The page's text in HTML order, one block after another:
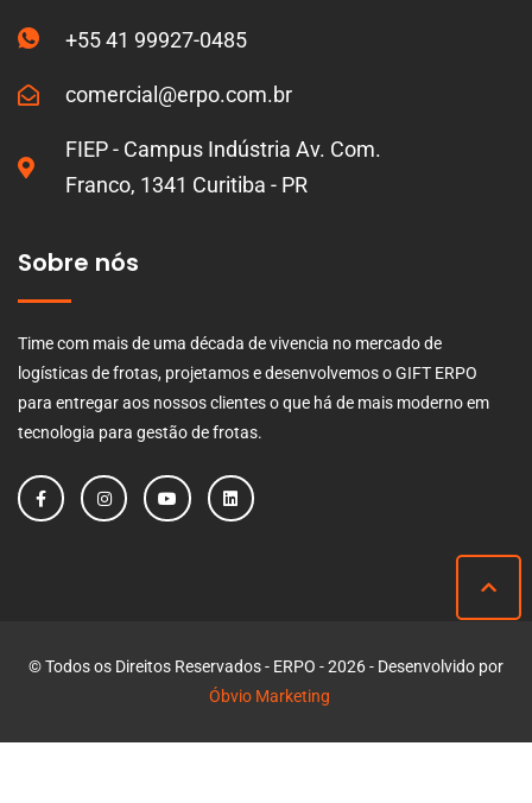
+55 41 99927-0485
comercial@erpo.com.br
FIEP - Campus Indústria Av. Com.
Franco, 1341 Curitiba - PR
Sobre nós
Time com mais de uma década de vivencia no mercado de
logísticas de frotas, projetamos e desenvolvemos o GIFT ERPO
para entregar aos nossos clientes o que há de mais moderno em
tecnologia para gestão de frotas.
© Todos os Direitos Reservados - ERPO - 2026 - Desenvolvido por
Óbvio Marketing